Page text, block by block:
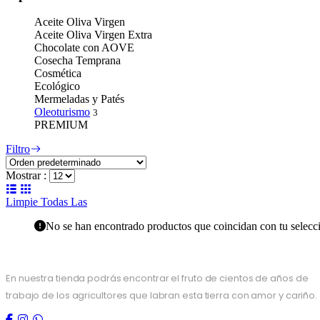
Aceite Oliva Virgen
Aceite Oliva Virgen Extra
Chocolate con AOVE
Cosecha Temprana
Cosmética
Ecológico
Mermeladas y Patés
Oleoturismo 3
PREMIUM
Filtro
Mostrar :
Limpie Todas Las
No se han encontrado productos que coincidan con tu
En nuestra tienda podrás encontrar el fruto de cientos de años de
trabajo de los agricultores que labran esta tierra con amor y cariño.